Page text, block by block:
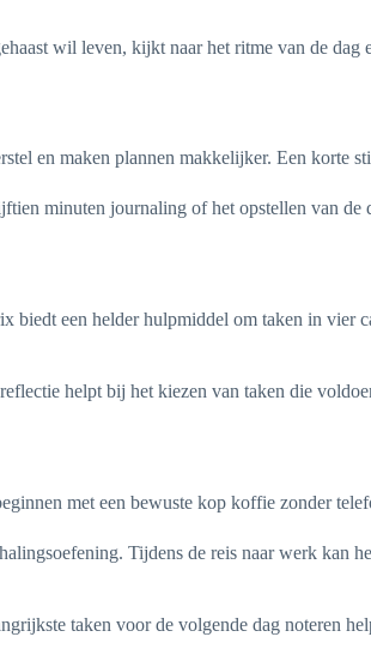
wil leven, kijkt naar het ritme van de dag
en maken plannen makkelijker. Een korte
minuten journaling of het opstellen van
een helder hulpmiddel om taken in vier
helpt bij het kiezen van taken die
met een bewuste kop koffie zonder
Tijdens de reis naar werk kan
taken voor de volgende dag noteren